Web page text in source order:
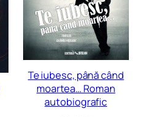
Te iubesc, până când
moartea… Roman
autobiografic